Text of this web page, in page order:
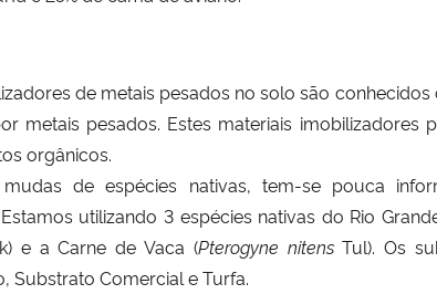
de metais pesados no solo são
metais pesados. Estes materiais
orgânicos.
de espécies nativas, tem-se pouca
utilizando 3 espécies nativas do Rio
e a Carne de Vaca (Pterogyne nitensTul). Os
Substrato Comercial e Turfa.